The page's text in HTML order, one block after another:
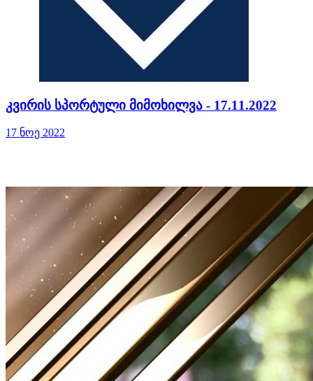
კვირის სპორტული მიმოხილვა - 17.11.2022
17 ნოე 2022